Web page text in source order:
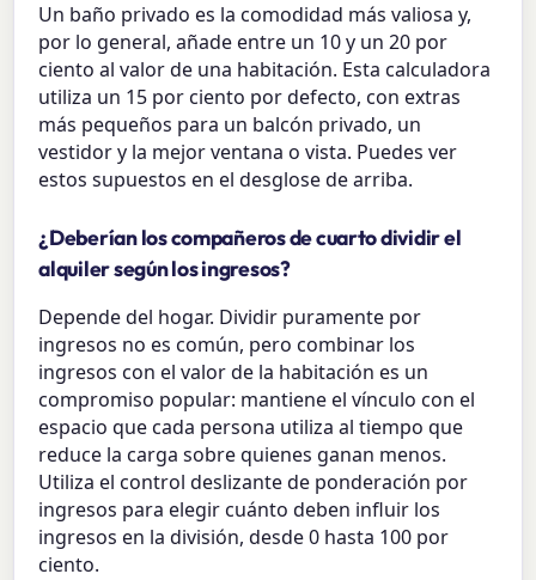
Un baño privado es la comodidad más valiosa y,
por lo general, añade entre un 10 y un 20 por
ciento al valor de una habitación. Esta calculadora
utiliza un 15 por ciento por defecto, con extras
más pequeños para un balcón privado, un
vestidor y la mejor ventana o vista. Puedes ver
estos supuestos en el desglose de arriba.
¿Deberían los compañeros de cuarto dividir el
alquiler según los ingresos?
Depende del hogar. Dividir puramente por
ingresos no es común, pero combinar los
ingresos con el valor de la habitación es un
compromiso popular: mantiene el vínculo con el
espacio que cada persona utiliza al tiempo que
reduce la carga sobre quienes ganan menos.
Utiliza el control deslizante de ponderación por
ingresos para elegir cuánto deben influir los
ingresos en la división, desde 0 hasta 100 por
ciento.